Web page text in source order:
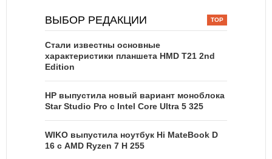
ВЫБОР РЕДАКЦИИ
Стали известны основные
характеристики планшета HMD T21 2nd
Edition
HP выпустила новый вариант моноблока
Star Studio Pro с Intel Core Ultra 5 325
WIKO выпустила ноутбук Hi MateBook D
16 с AMD Ryzen 7 H 255